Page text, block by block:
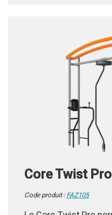
Core Twist Pro
Code produit :